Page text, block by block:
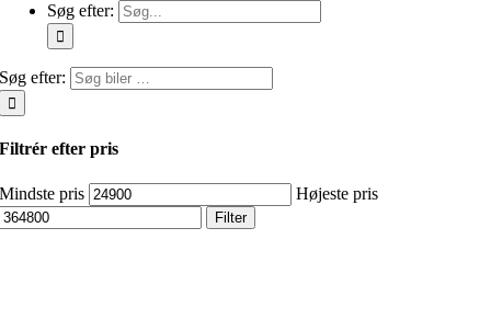
Søg efter:
Søg efter:
Filtrér efter pris
Mindste pris Højeste pris
Filter